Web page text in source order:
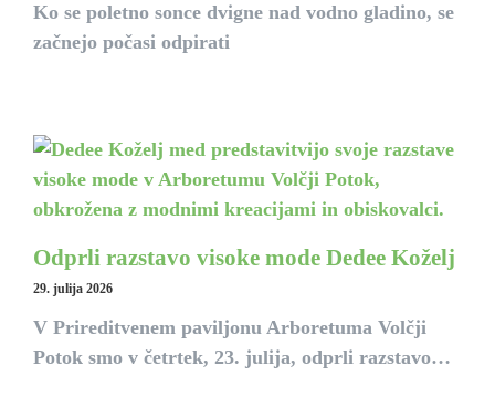
Ko se poletno sonce dvigne nad vodno gladino, se
začnejo počasi odpirati
Odprli razstavo visoke mode Dedee Koželj
29. julija 2026
V Prireditvenem paviljonu Arboretuma Volčji
Potok smo v četrtek, 23. julija, odprli razstavo…